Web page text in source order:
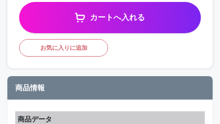
カートへ入れる
お気に入りに追加
商品情報
商品データ